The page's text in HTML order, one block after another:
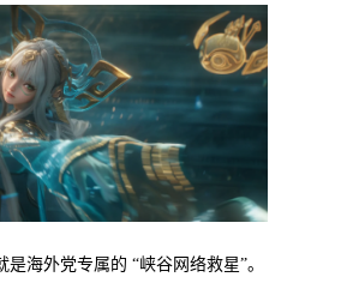
海外党专属的 “峡谷网络救星”。